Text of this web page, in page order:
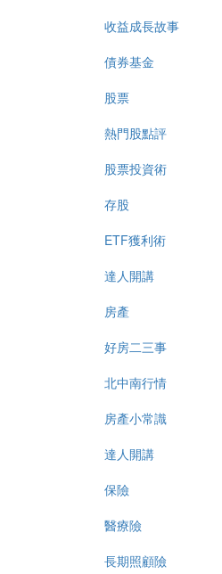
收益成長故事
債券基金
股票
熱門股點評
股票投資術
存股
ETF獲利術
達人開講
房產
好房二三事
北中南行情
房產小常識
達人開講
保險
醫療險
長期照顧險